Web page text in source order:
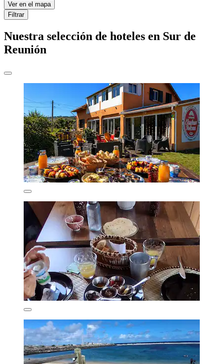
Ver en el mapa
Filtrar
Nuestra selección de hoteles en Sur de
Reunión